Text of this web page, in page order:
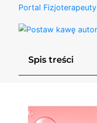
Portal Fizjoterapeuty
Spis treści